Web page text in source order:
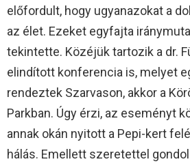
előfordult, hogy ugyanazokat a
az élet. Ezeket egyfajta
tekintette. Közéjük tartozik a dr.
elindított konferencia is, melyet
rendeztek Szarvason, akkor a
Parkban. Úgy érzi, az eseményt
annak okán nyitott a Pepi-kert
hálás. Emellett szeretettel